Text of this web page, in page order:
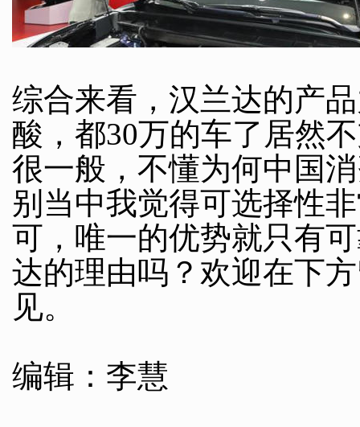
综合来看，汉兰达的产
酸，都30万的车了居然
很一般，不懂为何中国
别当中我觉得可选择性
可，唯一的优势就只有
达的理由吗？欢迎在下
见。
编辑：李慧